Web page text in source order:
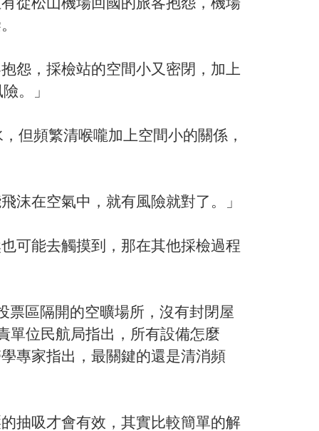
怨，採檢站的空間小又密閉，加上
。」
但頻繁清喉嚨加上空間小的關係，
沫在空氣中，就有風險就對了。」
可能去觸摸到，那在其他採檢過程
票區隔開的空曠場所，沒有封閉屋
單位民航局指出，所有設備怎麼
專家指出，最關鍵的還是清消頻
抽吸才會有效，其實比較簡單的解